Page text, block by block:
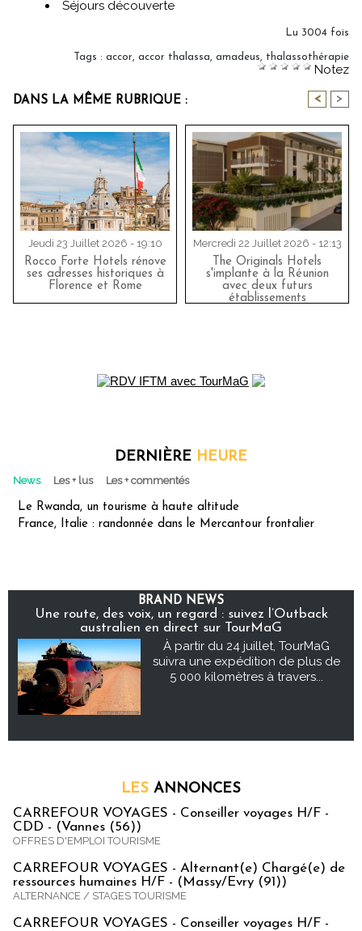
Séjours découverte
Lu 3004 fois
Tags : accor accor thalassa amadeus thalassothérapie
Notez
DANS LA MÊME RUBRIQUE : < >
Jeudi 23 Juillet 2026 - 19:10
Rocco Forte Hotels rénove
ses adresses historiques à
Florence et Rome
Mercredi 22 Juillet 2026 - 12:13
The Originals Hotels
s'implante à la Réunion
avec deux futurs
établissements
DERNIÈRE HEURE
News Les + lus Les + commentés
Le Rwanda, un tourisme à haute altitude
France, Italie : randonnée dans le Mercantour frontalier
BRAND NEWS
Une route, des voix, un regard : suivez l’Outback
australien en direct sur TourMaG
À partir du 24 juillet, TourMaG
suivra une expédition de plus de
5 000 kilomètres à travers...
LES ANNONCES
CARREFOUR VOYAGES - Conseiller voyages H/F -
CDD - (Vannes (56))
OFFRES D'EMPLOI TOURISME
CARREFOUR VOYAGES - Alternant(e) Chargé(e) de
ressources humaines H/F - (Massy/Evry (91))
ALTERNANCE / STAGES TOURISME
CARREFOUR VOYAGES - Conseiller voyages H/F -